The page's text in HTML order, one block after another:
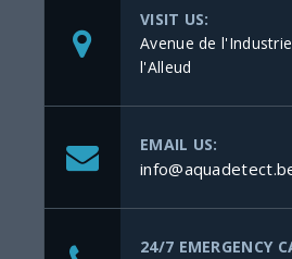
VISIT US:
Avenue de
l'Alleud
EMAIL US:
24/7 EMERGENCY